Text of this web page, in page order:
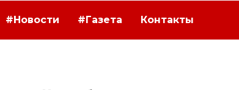
#Новости #Газета Контакты